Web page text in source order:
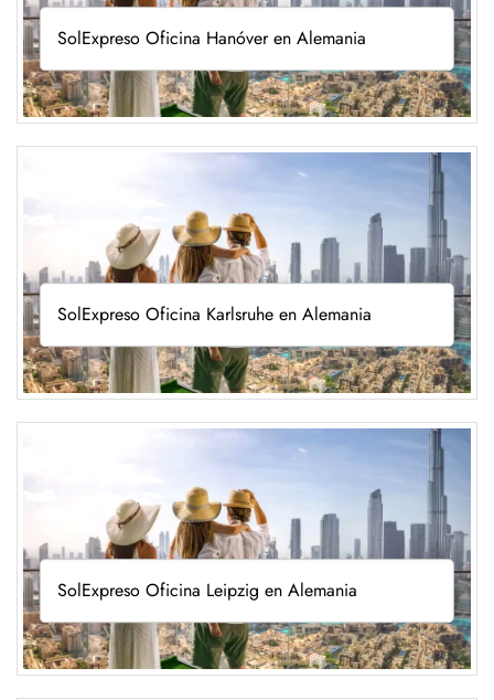
SolExpreso Oficina Hanóver en Alemania
SolExpreso Oficina Karlsruhe en Alemania
SolExpreso Oficina Leipzig en Alemania